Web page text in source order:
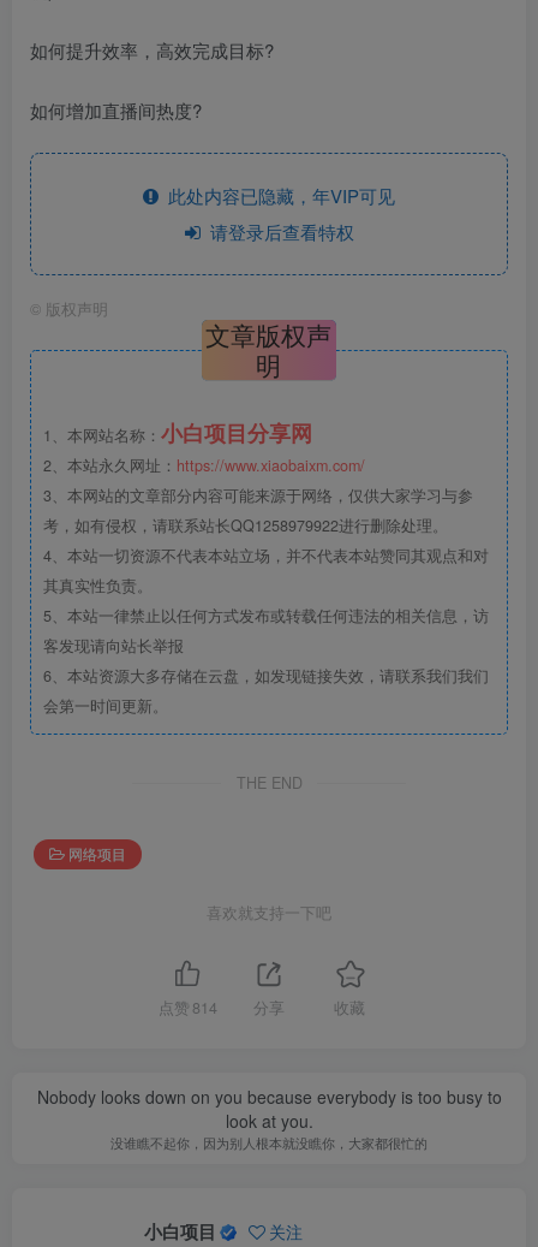
如何提升效率，高效完成目标?
如何增加直播间热度?
此处内容已隐藏，年VIP可见
请登录后查看特权
© 版权声明
文章版权声
明
1、本网站名称： 小白项目分享网
2、本站永久网址： https://www.xiaobaixm.com/
3、本网站的文章部分内容可能来源于网络，仅供大家学习与参
考，如有侵权，请联系站长QQ1258979922进行删除处理。
4、本站一切资源不代表本站立场，并不代表本站赞同其观点和对
其真实性负责。
5、本站一律禁止以任何方式发布或转载任何违法的相关信息，访
客发现请向站长举报
6、本站资源大多存储在云盘，如发现链接失效，请联系我们我们
会第一时间更新。
THE END
网络项目
喜欢就支持一下吧
点赞 814 分享 收藏
Nobody looks down on you because everybody is too busy to
look at you.
没谁瞧不起你，因为别人根本就没瞧你，大家都很忙的
小白项目 关注